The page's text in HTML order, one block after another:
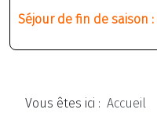
Séjour de fin de saison :
Vous êtes ici : Accueil